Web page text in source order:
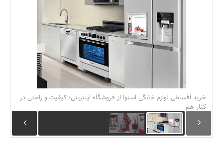
بانک، بیمه و سرمایه
مسکن و ساختمان
خرید اقساطی لوازم خانگی اسنوا از فروشگاه اینترنتی؛ کیفیت و راحتی در
کنار هم